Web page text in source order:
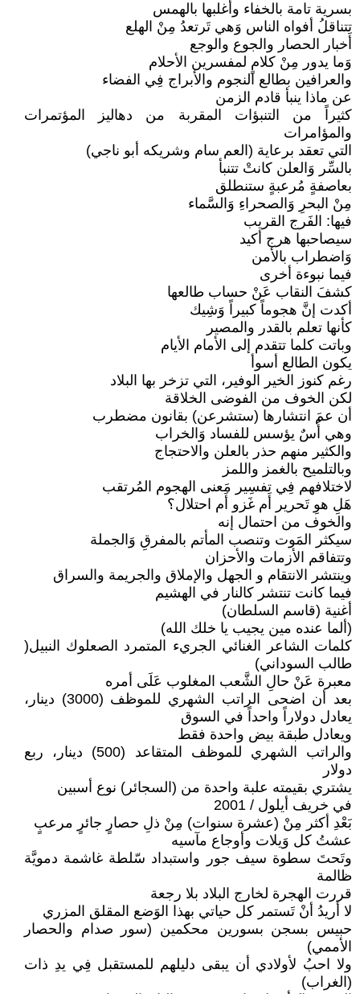
بسرية تامة بالخفاء وأغلبها بالهمس
تتناقلُ أفواه الناس وَهي تَرتعدُ مِنْ الهلع
أَخبار الحصار والجوع والوجع
وَما يدور مِنْ كلامٍ لمفسرين الأحلام
والعرافين بطالع النجوم والأبراج فِي الفضاء
عن ماذا ينبأ قادم الزمن
كثيراً من التنبؤات المقربة من دهاليز المؤتمرات
والمؤامرات
التي تعقد برعاية (العم سام وشريكه أبو ناجي)
بالسِّر وَالعلن كانتْ تتنبأ
بعاصفةٍ مُرعبةٍ ستنطلق
مِنْ البحرِ وَالصحراءِ وَالسَّماء
فيها: الفَرج القريب
سيصاحبها هرج أكيد
وَاضطراب بالأمن
فيما نبوءة أخرى
كشفَ النقاب عَنْ حساب طالعها
أكدت إنَّ هجوماً كبيراً وَشِيك
كأنها تعلم بالقدر والمصير
وباتت كلما تتقدم إلى الأمام الأيام
يكون الطالع أسوأ
رغم كنوز الخير الوفير، التي تزخر بها البلاد
لكن الخوف من الفوضى الخلاقة
أن عمَ انتشارها (ستشرعن) بقانون مضطرب
وهي أُسٌ يؤسس للفساد وَالخراب
والكثير منهم حذر بالعلن والاحتجاج
وبالتلميح بالغمز واللمز
لاختلافهم فِي تفسِير مَعنى الهجوم المُرتقب
هَلِ هوِ تَحرير أَم غَزو أَم احتلال؟
والخوف من احتمال إنه
سيكثر المَوت وتنصب المأتم بالمفرقِ وَالجملة
وتتفاقم الأزمات والأحزان
وينتشر الانتقام و الجهل والإملاق والجريمة والسراق
فيما كانت تنتشر كالنار في الهشيم
أغنية (قاسم السلطان)
(ألما عنده مين يجيب يا خلك الله)
كلمات الشاعر الغنائي الجريء المتمرد الصعلوك النبيل(
طالب السوداني)
معبرة عَنْ حالِ الشَّعب المغلوب عَلَى أمره
بعد أن اضحى الراتب الشهري للموظف (3000) دينار،
يعادل دولاراً واحداً في السوق
ويعادل طبقة بيض واحدة فقط
والراتب الشهري للموظف المتقاعد (500) دينار، ربع
دولار
يشتري بقيمته علبة واحدة من (السجائر) نوع أسبين
في خريف أيلول / 2001
بَعْدِ أكثر مِنْ (عشرة سنوات) مِنْ ذلِ حصارٍ جائرٍ مرعبٍ
عشتُ كل وَيلات وأوجاع مآسيه
وتَحتَ سطوة سيف جور واستبداد سّلطة غاشمة دمويَّة
ظالمة
قررت الهجرة لخارج البلاد بلا رجعة
لا أريدُ أنْ تَستمر كل حياتي بهذا الوَضع المقلق المزري
حبيس بسجن بسورين محكمين (سور صدام والحصار
الأممي)
ولا احبُ لأولادي أن يبقى دليلهم للمستقبل فِي يدِ ذات
(الغراب)